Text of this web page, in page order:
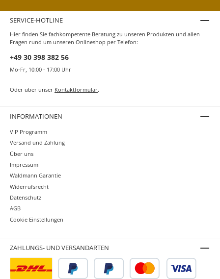
SERVICE-HOTLINE
Hier finden Sie fachkompetente Beratung zu unseren Produkten und allen
Fragen rund um unseren Onlineshop per Telefon:
+49 30 398 382 56
Mo-Fr, 10:00 - 17:00 Uhr
Oder über unser Kontaktformular.
INFORMATIONEN
VIP Programm
Versand und Zahlung
Über uns
Impressum
Waldmann Garantie
Widerrufsrecht
Datenschutz
AGB
Cookie Einstellungen
ZAHLUNGS- UND VERSANDARTEN